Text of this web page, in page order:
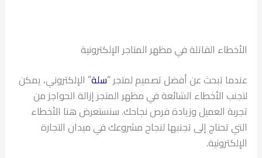
الأخطاء القاتلة في مظهر المتاجر الإلكترونية
عندما تبحث عن أفضل تصميم لمتجر “سلة” الإلكتروني، يمكن
لتجنب الأخطاء الشائعة في مظهر المتجر إزالة الحواجز من
تجربة العميل وزيادة فرص نجاحك. سنستعرض هنا الأخطاء
التي تحتاج إلى تجنبها لنجاح مشروعك في ميدان التجارة
الإلكترونية.